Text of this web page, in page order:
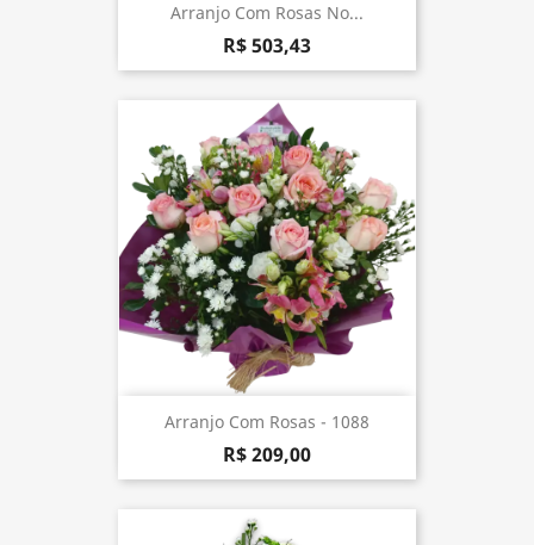
Arranjo Com Rosas No...
R$ 503,43
Arranjo Com Rosas - 1088
R$ 209,00